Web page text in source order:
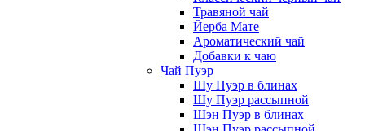
Травяной чай
Йерба Мате
Ароматический чай
Добавки к чаю
Чай Пуэр
Шу Пуэр в блинах
Шу Пуэр рассыпной
Шэн Пуэр в блинах